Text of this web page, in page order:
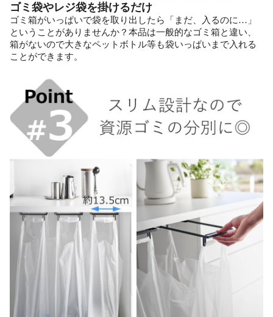
ゴミ袋やレジ袋を掛けるだけ
ゴミ箱がいっぱいで袋を取り出したら「まだ、入るのに…」
ということがありませんか？本品は一般的なゴミ箱と違い、
箱がないので大きなペットボトル等も袋いっぱいまで入れる
ことができます。